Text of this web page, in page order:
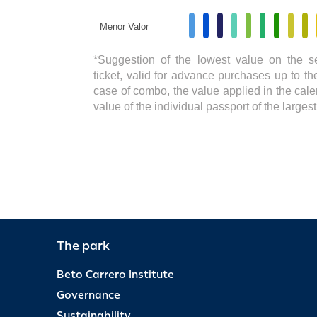
Menor Valor
*Suggestion of the lowest value on the
ticket, valid for advance purchases up to
case of combo, the value applied in the
value of the individual passport of the
The park
Beto Carrero Institute
Governance